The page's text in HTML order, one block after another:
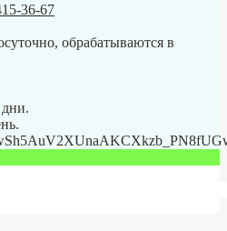
36-67
обрабатываются в